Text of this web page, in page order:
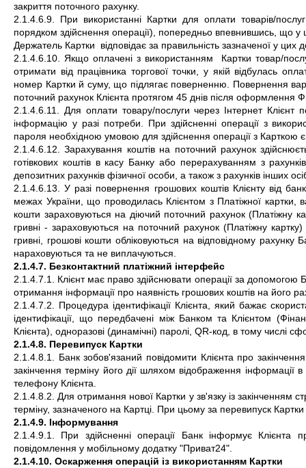
закриття поточного рахунку.
2.1.4.6.9. При використанні Картки для оплати товарів/
порядком здійснення операції), попередньо впевнившись, що
Держатель Картки  відповідає за правильність зазначеної у цих
2.1.4.6.10. Якщо оплачені з використанням  Картки товар/
отримати від працівника торгової точки, у якій відбулась
номер Картки й суму, що підлягає поверненню. Повернення
поточний рахунок Клієнта протягом 45 днів після оформлення
2.1.4.6.11. Для оплати товару/послуги через Інтернет Клієнт
інформацію у разі потреби. При здійсненні операції з
пароля необхідною умовою для здійснення операції з
2.1.4.6.12. Зарахування коштів на поточний рахунок
готівкових коштів в касу Банку або перерахуванням з
депозитних рахунків фізичної особи, а також з рахунків інших
2.1.4.6.13. У разі повернення грошових коштів Клієнту від
межах України, що проводилась Клієнтом з Платіжної картки,
кошти зараховуються на діючий поточний рахунок (Платіжну
гривні - зараховуються на поточний рахунок (Платіжну
гривні, грошові кошти обліковуються на відповідному
нараховуються та не виплачуються.
2.1.4.7. Безконтактний платіжний інтерфейс
2.1.4.7.1. Клієнт має право здійснювати операції за допомогою
отримання інформації про наявність грошових коштів на його
2.1.4.7.2. Процедура ідентифікації Клієнта, який бажає
ідентифікації, що передбачені між Банком та Клієнтом
Клієнта), одноразові (динамічні) паролі, QR-код, в тому числі
2.1.4.8. Перевипуск Картки
2.1.4.8.1. Банк зобов'язаний повідомити Клієнта про
закінчення терміну його дії шляхом відображення
телефону Клієнта.
2.1.4.8.2. Для отримання нової Картки у зв'язку із закінченням
терміну, зазначеного на Картці. При цьому за перевипуск
2.1.4.9. Інформування
2.1.4.9.1. При здійсненні операції Банк інформує
повідомлення у мобільному додатку "Приват24".
2.1.4.10. Оскарження операцій із використанням Картки